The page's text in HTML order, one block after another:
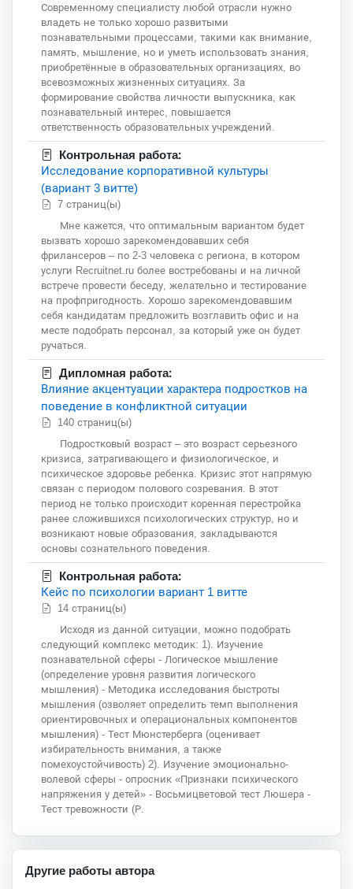
Современному специалисту любой отрасли нужно
владеть не только хорошо развитыми
познавательными процессами, такими как внимание,
память, мышление, но и уметь использовать знания,
приобретённые в образовательных организациях, во
всевозможных жизненных ситуациях. За
формирование свойства личности выпускника, как
познавательный интерес, повышается
ответственность образовательных учреждений.
Контрольная работа:
Исследование корпоративной культуры
(вариант 3 витте)
7 страниц(ы)
Мне кажется, что оптимальным вариантом будет
вызвать хорошо зарекомендовавших себя
фрилансеров – по 2-3 человека с региона, в котором
услуги Recruitnet.ru более востребованы и на личной
встрече провести беседу, желательно и тестирование
на профпригодность. Хорошо зарекомендовавшим
себя кандидатам предложить возглавить офис и на
месте подобрать персонал, за который уже он будет
ручаться.
Дипломная работа:
Влияние акцентуации характера подростков на
поведение в конфликтной ситуации
140 страниц(ы)
Подростковый возраст – это возраст серьезного
кризиса, затрагивающего и физиологическое, и
психическое здоровье ребенка. Кризис этот напрямую
связан с периодом полового созревания. В этот
период не только происходит коренная перестройка
ранее сложившихся психологических структур, но и
возникают новые образования, закладываются
основы сознательного поведения.
Контрольная работа:
Кейс по психологии вариант 1 витте
14 страниц(ы)
Исходя из данной ситуации, можно подобрать
следующий комплекс методик: 1). Изучение
познавательной сферы - Логическое мышление
(определение уровня развития логического
мышления) - Методика исследования быстроты
мышления (озволяет определить темп выполнения
ориентировочных и операциональных компонентов
мышления) - Тест Мюнстерберга (оценивает
избирательность внимания, а также
помехоустойчивость) 2). Изучение эмоционально-
волевой сферы - опросник «Признаки психического
напряжения у детей» - Восьмицветовой тест Люшера -
Тест тревожности (Р.
Другие работы автора